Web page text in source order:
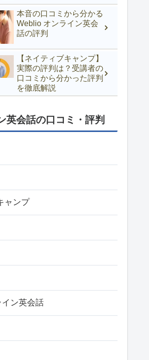
本音の口コミから分かる
Weblio オンライン英会
話の評判
【ネイティブキャンプ】
実際の評判は？受講者の
口コミから分かった評判
を徹底解説
英会話の口コミ・評判
ャンプ
イン英会話